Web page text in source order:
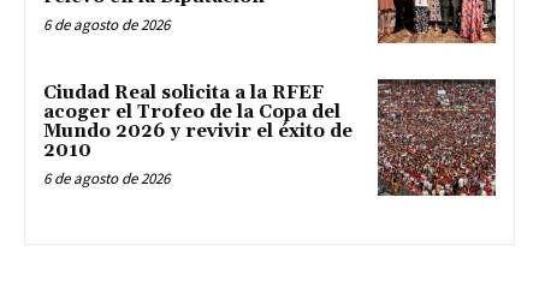
6 de agosto de 2026
Ciudad Real solicita a la RFEF
acoger el Trofeo de la Copa del
Mundo 2026 y revivir el éxito de
2010
6 de agosto de 2026